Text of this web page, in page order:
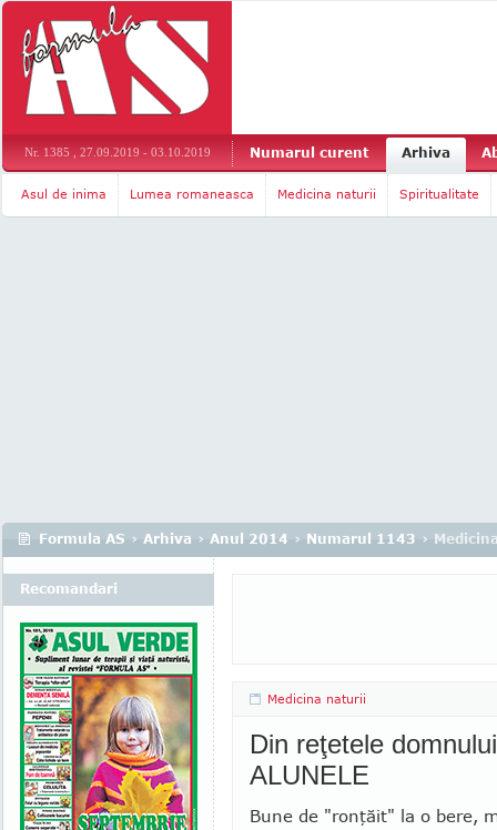
Nr. 1385 , 27.09.2019 - 03.10.2019 Numarul curent Arhiva
Asul de inima Lumea romaneasca Medicina naturii Spiritualitate
Formula AS › Arhiva › Anul 2014 › Numarul 1143 ›
Medicina naturii
Din reţetele
ALUNELE
Bune de "ronţăit" la o bere,
Recomandari